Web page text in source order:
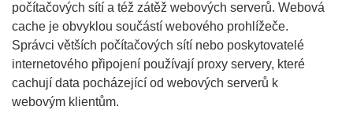
počítačových sítí a též zátěž webových serverů. Webová
cache je obvyklou součástí webového prohlížeče.
Správci větších počítačových sítí nebo poskytovatelé
internetového připojení používají proxy servery, které
cachují data pocházející od webových serverů k
webovým klientům.